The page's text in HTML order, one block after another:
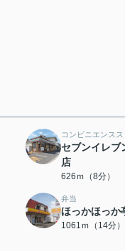
コンビニエンスス
セブンイレブ
店
626ｍ（8分）
弁当
ほっかほっか
1061ｍ（14分）